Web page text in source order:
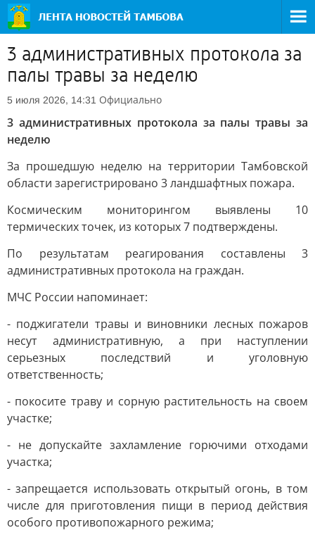
3 административных протокола за
палы травы за неделю
5 июля 2026, 14:31 Официально
3 административных протокола за палы травы за
неделю
За прошедшую неделю на территории Тамбовской
области зарегистрировано 3 ландшафтных пожара.
Космическим мониторингом выявлены 10
термических точек, из которых 7 подтверждены.
По результатам реагирования составлены 3
административных протокола на граждан.
МЧС России напоминает:
- поджигатели травы и виновники лесных пожаров
несут административную, а при наступлении
серьезных последствий и уголовную
ответственность;
- покосите траву и сорную растительность на своем
участке;
- не допускайте захламление горючими отходами
участка;
- запрещается использовать открытый огонь, в том
числе для приготовления пищи в период действия
особого противопожарного режима;